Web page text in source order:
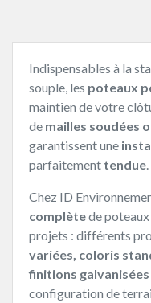
Indispensables à la
souple, les poteaux
maintien de votre
de mailles soudées
garantissent une
parfaitement tendue.
Chez ID
complètede
projets : différents
variées, coloris
finitions galvanisées
configuration de